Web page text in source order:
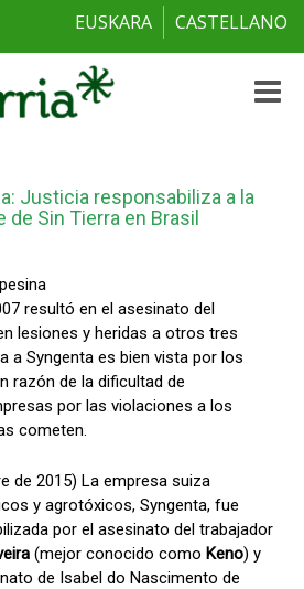
EUSKARA CASTELLANO
Toggle
Justicia responsabiliza a la
Sin Tierra en Brasil
resultó en el asesinato del
lesiones y heridas a otros tres
a Syngenta es bien vista por los
razón de la dificultad de
por las violaciones a los
cometen.
de 2015) La empresa suiza
y agrotóxicos, Syngenta, fue
por el asesinato del trabajador
(mejor conocido como Keno) y
de Isabel do Nascimento de